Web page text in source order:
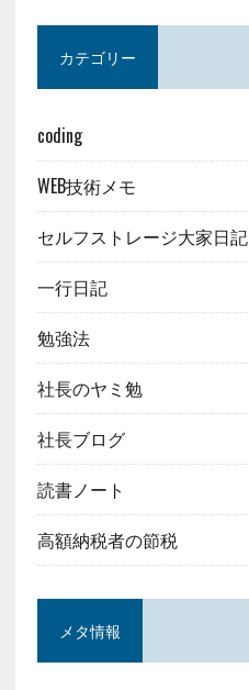
カテゴリー
coding
WEB技術メモ
セルフストレージ大家日記
一行日記
勉強法
社長のヤミ勉
社長ブログ
読書ノート
高額納税者の節税
メタ情報